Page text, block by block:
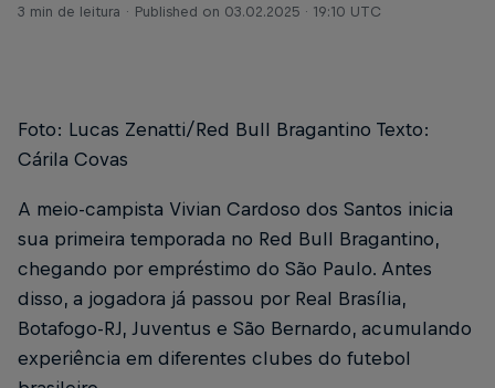
3 min de leitura
Published on 03.02.2025 · 19:10 UTC
Foto: Lucas Zenatti/Red Bull Bragantino Texto:
Cárila Covas
A meio-campista Vivian Cardoso dos Santos inicia
sua primeira temporada no Red Bull Bragantino,
chegando por empréstimo do São Paulo. Antes
disso, a jogadora já passou por Real Brasília,
Botafogo-RJ, Juventus e São Bernardo, acumulando
experiência em diferentes clubes do futebol